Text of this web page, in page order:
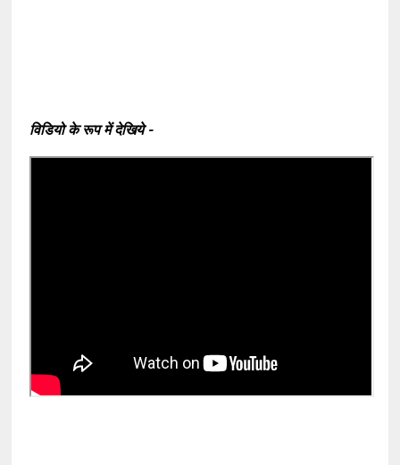
विडियो के रूप में देखिये -